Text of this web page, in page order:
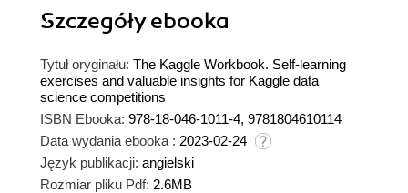
Szczegółyebooka
Tytuł oryginału: The Kaggle Workbook. Self-learning
exercises and valuable insights for Kaggle data
science competitions
ISBN Ebooka: 978-18-046-1011-4, 9781804610114
Data wydania ebooka : 2023-02-24
Język publikacji: angielski
Rozmiar pliku Pdf: 2.6MB